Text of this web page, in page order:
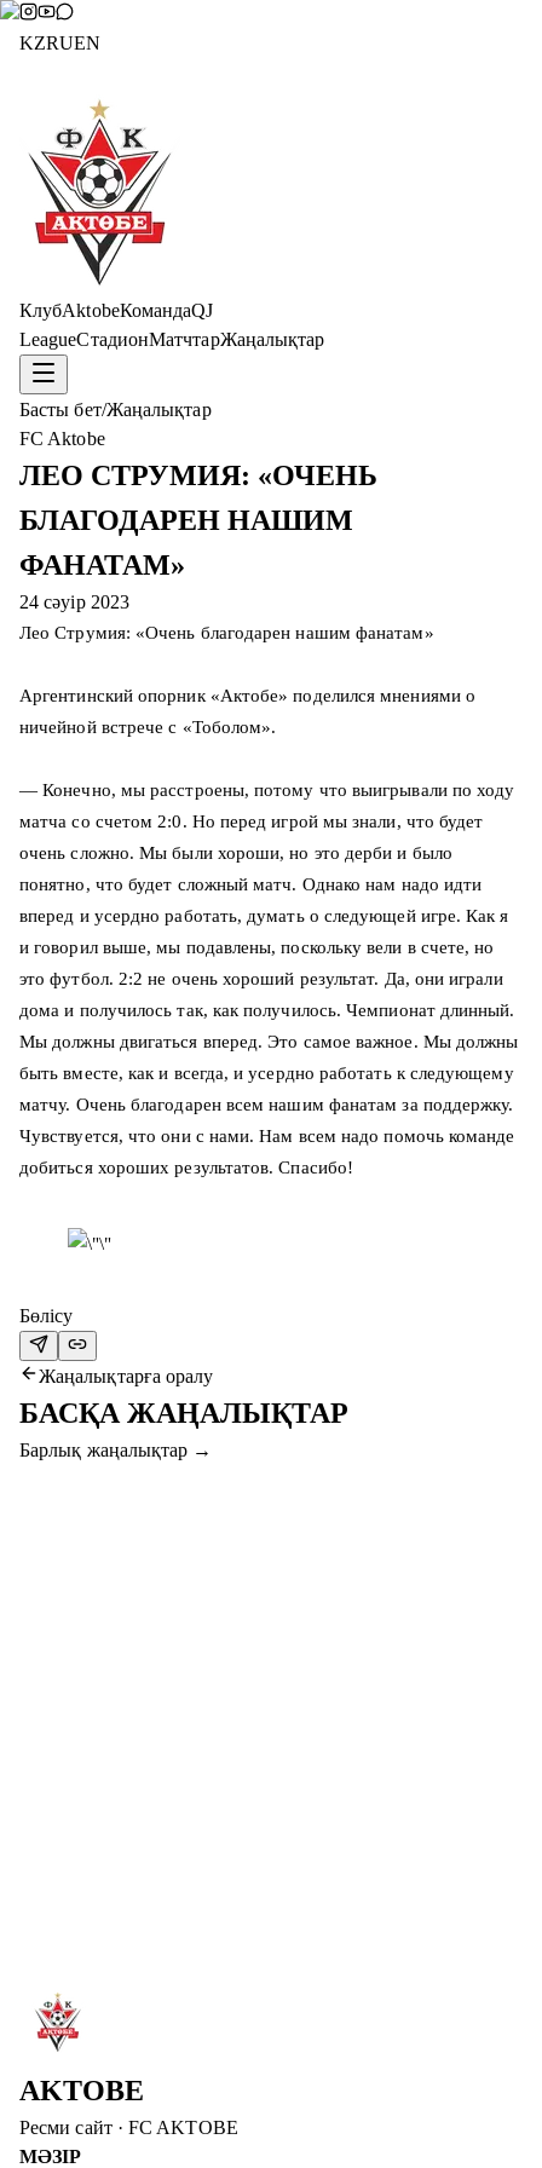
KZRUEN
КлубAktobeКомандаQJ
LeagueСтадионМатчтарЖаңалықтар
Басты бет/Жаңалықтар
FC Aktobe
ЛЕО СТРУМИЯ: «ОЧЕНЬ
БЛАГОДАРЕН НАШИМ
ФАНАТАМ»
24 сәуір 2023
Лео Струмия: «Очень благодарен нашим фанатам»
Аргентинский опорник «Актобе» поделился мнениями о
ничейной встрече с «Тоболом».
— Конечно, мы расстроены, потому что выигрывали по ходу
матча со счетом 2:0. Но перед игрой мы знали, что будет
очень сложно. Мы были хороши, но это дерби и было
понятно, что будет сложный матч. Однако нам надо идти
вперед и усердно работать, думать о следующей игре. Как я
и говорил выше, мы подавлены, поскольку вели в счете, но
это футбол. 2:2 не очень хороший результат. Да, они играли
дома и получилось так, как получилось. Чемпионат длинный.
Мы должны двигаться вперед. Это самое важное. Мы должны
быть вместе, как и всегда, и усердно работать к следующему
матчу. Очень благодарен всем нашим фанатам за поддержку.
Чувствуется, что они с нами. Нам всем надо помочь команде
добиться хороших результатов. Спасибо!
Бөлісу
Жаңалықтарға оралу
БАСҚА ЖАҢАЛЫҚТАР
Барлық жаңалықтар →
Толығырақ
AKTOBE
Ресми сайт·FC AKTOBE
МӘЗІР